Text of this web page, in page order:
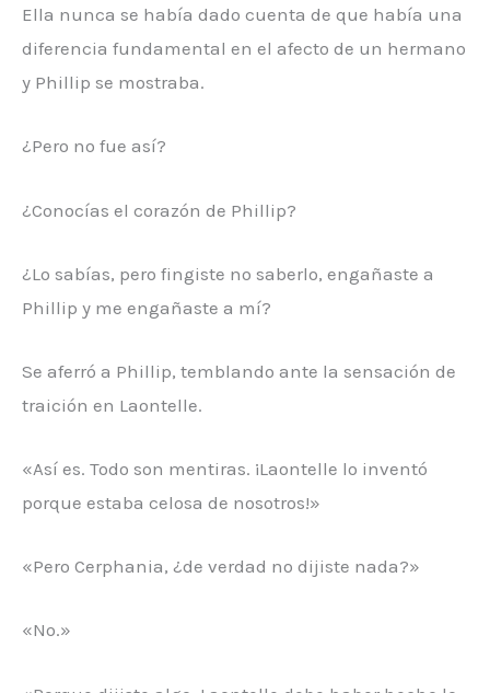
Ella nunca se había dado cuenta de que había una
diferencia fundamental en el afecto de un hermano
y Phillip se mostraba.
¿Pero no fue así?
¿Conocías el corazón de Phillip?
¿Lo sabías, pero fingiste no saberlo, engañaste a
Phillip y me engañaste a mí?
Se aferró a Phillip, temblando ante la sensación de
traición en Laontelle.
«Así es. Todo son mentiras. ¡Laontelle lo inventó
porque estaba celosa de nosotros!»
«Pero Cerphania, ¿de verdad no dijiste nada?»
«No.»